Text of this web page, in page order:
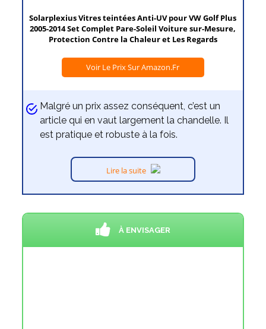
Solarplexius Vitres teintées Anti-UV pour VW Golf Plus
2005-2014 Set Complet Pare-Soleil Voiture sur-Mesure,
Protection Contre la Chaleur et Les Regards
Voir Le Prix Sur Amazon.fr
Malgré un prix assez conséquent, c’est un
article qui en vaut largement la chandelle. Il
est pratique et robuste à la fois.
Lire la suite
À ENVISAGER